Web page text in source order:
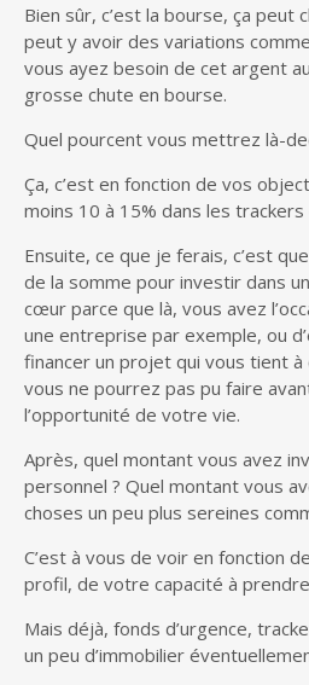
Bien sûr, c’est la bourse, ça peut
peut y avoir des variations
vous ayez besoin de cet argent
grosse chute en bourse.
Quel pourcent vous mettrez là-
Ça, c’est en fonction de vos
moins 10 à 15% dans les trackers
Ensuite, ce que je ferais, c’est
de la somme pour investir dans
cœur parce que là, vous avez
une entreprise par exemple, ou
financer un projet qui vous tient
vous ne pourrez pas pu faire
l’opportunité de votre vie.
Après, quel montant vous avez
personnel ? Quel montant vous
choses un peu plus sereines
C’est à vous de voir en fonction
profil, de votre capacité à
Mais déjà, fonds d’urgence,
un peu d’immobilier